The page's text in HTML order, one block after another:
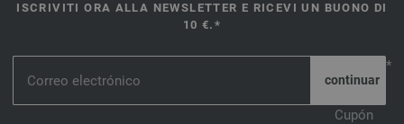
ISCRIVITI ORA ALLA NEWSLETTER E RICEVI UN BUONO DI
10 €.*
*
Cupón